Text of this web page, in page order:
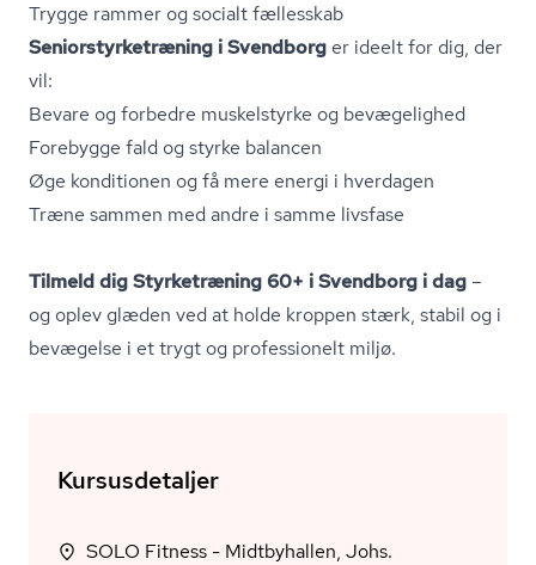
Trygge rammer og socialt fællesskab
Se­ni­o­r­styr­ke­træ­ning i Svendborg er ideelt for dig, der
vil:
Bevare og forbedre muskelstyrke og bevægelighed
Forebygge fald og styrke balancen
Øge konditionen og få mere energi i hverdagen
Træne sammen med andre i samme livsfase
Tilmeld dig Styrketræning 60+ i Svendborg i dag –
og oplev glæden ved at holde kroppen stærk, stabil og i
bevægelse i et trygt og professionelt miljø.
Kursusdetaljer
SOLO Fitness - Midtbyhallen, Johs.